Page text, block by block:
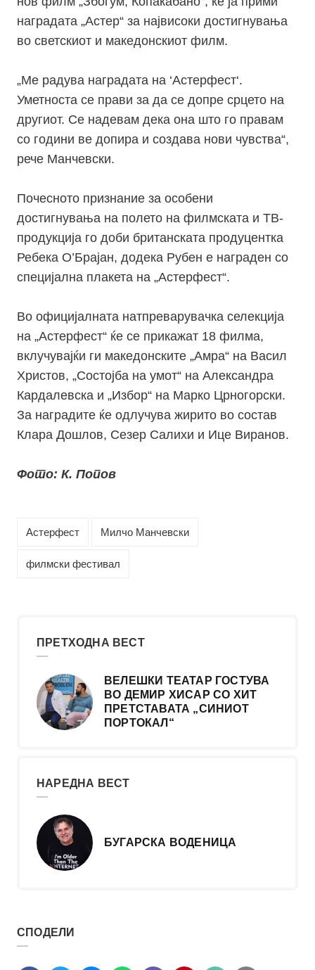
наградата „Астер“ за највисоки достигнувања
во светскиот и македонскиот филм.
„Ме радува наградата на ‘Астерфест‘.
Уметноста се прави за да се допре срцето на
другиот. Се надевам дека она што го правам
со години ве допира и создава нови чувства“,
рече Манчевски.
Почесното признание за особени
достигнувања на полето на филмската и ТВ-
продукција го доби британската продуцентка
Ребека О’Брајан, додека Рубен е награден со
специјална плакета на „Астерфест“.
Во официјалната натпреварувачка селекција
на „Астерфест“ ќе се прикажат 18 филма,
вклучувајќи ги македонските „Амра“ на Васил
Христов, „Состојба на умот“ на Александра
Кардалевска и „Избор“ на Марко Црногорски.
За наградите ќе одлучува жирито во состав
Клара Дошлов, Сезер Салихи и Ице Виранов.
Фото: К. Попов
Астерфест Милчо Манчевски
филмски фестивал
ПРЕТХОДНА ВЕСТ
ВЕЛЕШКИ ТЕАТАР ГОСТУВА
ВО ДЕМИР ХИСАР СО ХИТ
ПРЕТСТАВАТА „СИНИОТ
ПОРТОКАЛ“
НАРЕДНА ВЕСТ
БУГАРСКА ВОДЕНИЦА
СПОДЕЛИ